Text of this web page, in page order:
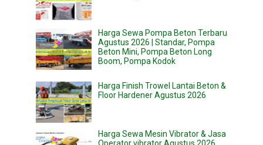
Harga Sewa Pompa Beton Terbaru
Agustus 2026 | Standar, Pompa
Beton Mini, Pompa Beton Long
Boom, Pompa Kodok
Harga Finish Trowel Lantai Beton &
Floor Hardener Agustus 2026
Harga Sewa Mesin Vibrator & Jasa